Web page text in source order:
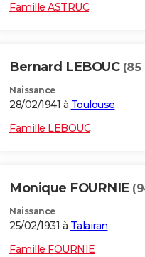
Famille ASTRUC
Bernard LEBOUC (85
Naissance
28/02/1941 à Toulouse
Famille LEBOUC
Monique FOURNIE
Naissance
25/02/1931 à Talairan
Famille FOURNIE